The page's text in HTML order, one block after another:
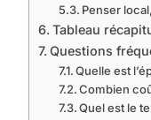
Penser
Tableau
Questions
Quelle est
Combien
Quel est le